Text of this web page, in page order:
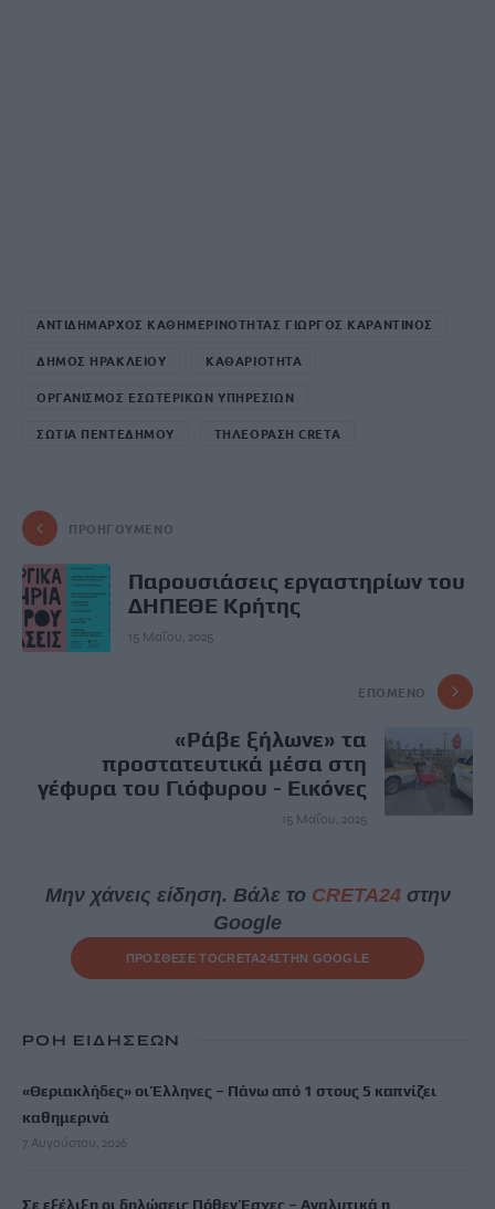
ΑΝΤΙΔΗΜΑΡΧΟΣ ΚΑΘΗΜΕΡΙΝΟΤΗΤΑΣ ΓΙΩΡΓΟΣ ΚΑΡΑΝΤΙΝΟΣ
ΔΗΜΟΣ ΗΡΑΚΛΕΙΟΥ ΚΑΘΑΡΙΟΤΗΤΑ
ΟΡΓΑΝΙΣΜΟΣ ΕΣΩΤΕΡΙΚΩΝ ΥΠΗΡΕΣΙΩΝ
ΣΩΤΙΑ ΠΕΝΤΕΔΗΜΟΥ ΤΗΛΕΟΡΑΣΗ CRETA
ΠΡΟΗΓΟΎΜΕΝΟ
Παρουσιάσεις εργαστηρίων του
ΔΗΠΕΘΕ Κρήτης
15 Μαΐου, 2025
ΕΠΌΜΕΝΟ
«Ράβε ξήλωνε» τα
προστατευτικά μέσα στη
γέφυρα του Γιόφυρου - Εικόνες
15 Μαΐου, 2025
Μην χάνεις είδηση. Βάλε το CRETA24στην
Google
ΠΡΟΣΘΕΣΕ ΤΟCRETA24ΣΤΗΝ GOOGLE
ΡΟΗ ΕΙΔΗΣΕΩΝ
«Θεριακλήδες» οι Έλληνες – Πάνω από 1 στους 5 καπνίζει
καθημερινά
7 Αυγούστου, 2026
Σε εξέλιξη οι δηλώσεις Πόθεν Έσχες – Αναλυτικά η